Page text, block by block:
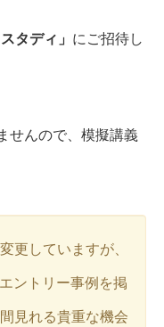
タディ」 にご招待し
せんので、模擬講義
更していますが、
ントリー事例を掲
見れる貴重な機会